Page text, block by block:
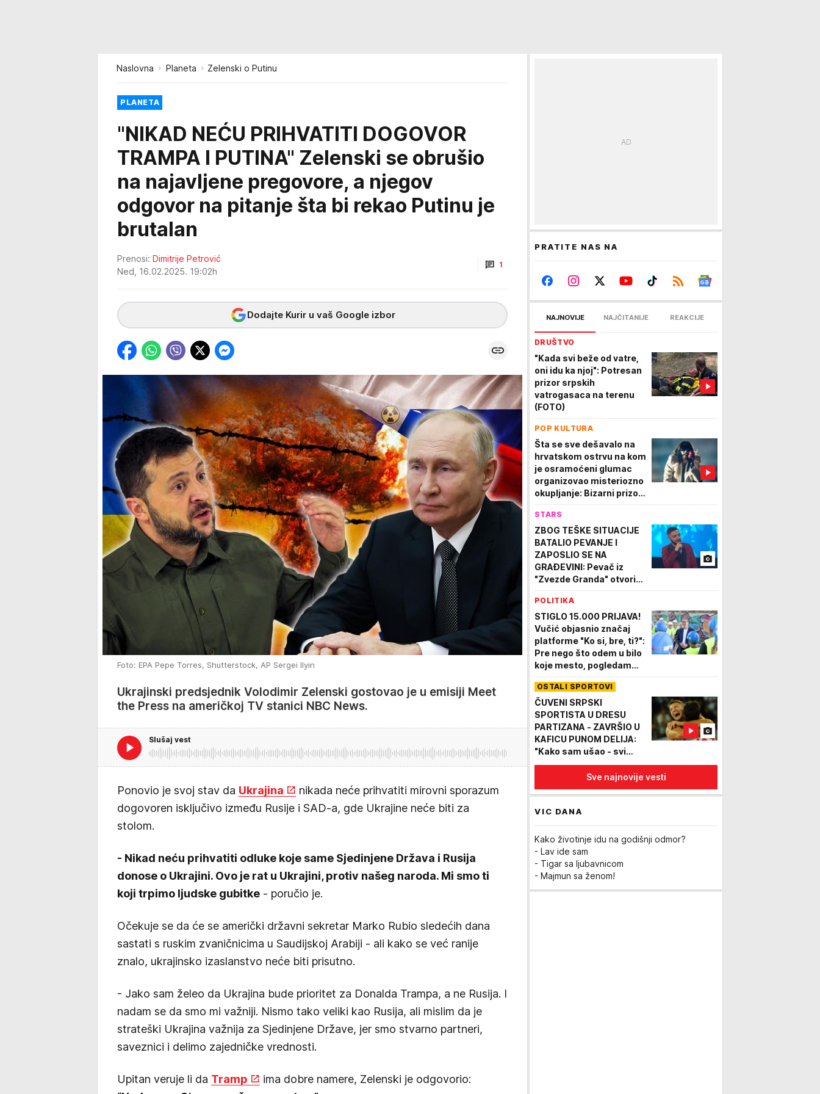
Naslovna Planeta Zelenski o Putinu
PLANETA
"NIKAD NEĆU PRIHVATITI DOGOVOR
TRAMPA I PUTINA" Zelenski se obrušio
na najavljene pregovore, a njegov
odgovor na pitanje šta bi rekao Putinu je
brutalan
Prenosi: Dimitrije Petrović
Ned, 16.02.2025. 19:02h
1
Dodajte Kurir u vaš Google izbor
Foto: EPA Pepe Torres, Shutterstock, AP Sergei Ilyin
Ukrajinski predsjednik Volodimir Zelenski gostovao je u emisiji Meet
the Press na američkoj TV stanici NBC News.
Slušaj vest
Ponovio je svoj stav da Ukrajina
nikada neće prihvatiti mirovni sporazum
dogovoren isključivo između Rusije i SAD-a, gde Ukrajine neće biti za
stolom.
- Nikad neću prihvatiti odluke koje same Sjedinjene Država i Rusija
donose o Ukrajini. Ovo je rat u Ukrajini, protiv našeg naroda. Mi smo ti
koji trpimo ljudske gubitke - poručio je.
Očekuje se da će se američki državni sekretar Marko Rubio sledećih dana
sastati s ruskim zvaničnicima u Saudijskoj Arabiji - ali kako se već ranije
znalo, ukrajinsko izaslanstvo neće biti prisutno.
- Jako sam želeo da Ukrajina bude prioritet za Donalda Trampa, a ne Rusija. I
nadam se da smo mi važniji. Nismo tako veliki kao Rusija, ali mislim da je
strateški Ukrajina važnija za Sjedinjene Države, jer smo stvarno partneri,
saveznici i delimo zajedničke vrednosti.
Upitan veruje li da Tramp
ima dobre namere, Zelenski je odgovorio:
PRATITE NAS NA
NAJNOVIJE NAJČITANIJE REAKCIJE
DRUŠTVO
"Kada svi beže od vatre,
oni idu ka njoj": Potresan
prizor srpskih
vatrogasaca na terenu
(FOTO)
POP KULTURA
Šta se sve dešavalo na
hrvatskom ostrvu na kom
je osramoćeni glumac
organizovao misteriozno
okupljanje: Bizarni prizori
STARS
ZBOG TEŠKE SITUACIJE
BATALIO PEVANJE I
ZAPOSLIO SE NA
GRAĐEVINI: Pevač iz
"Zvezde Granda" otvorio
šalje na Evroviziju
POLITIKA
STIGLO 15.000 PRIJAVA!
Vučić objasnio značaj
platforme "Ko si, bre, ti?":
Pre nego što odem u bilo
koje mesto, pogledam
mesta govorili
OSTALI SPORTOVI
ČUVENI SRPSKI
SPORTISTA U DRESU
PARTIZANA - ZAVRŠIO U
KAFICU PUNOM DELIJA:
"Kako sam ušao - svi
gledaju u mene..."
Sve najnovije vesti
VIC DANA
Kako životinje idu na godišnji odmor?
- Lav ide sam
- Tigar sa ljubavnicom
- Majmun sa ženom!